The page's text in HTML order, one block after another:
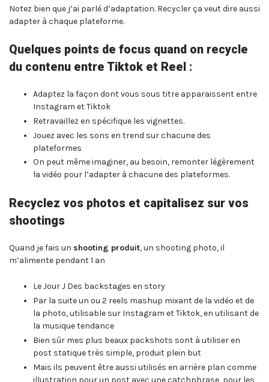
Notez bien que j’ai parlé d’adaptation. Recycler ça veut dire aussi
adapter à chaque plateforme.
Quelques points de focus quand on recycle
du contenu entre Tiktok et Reel :
Adaptez la façon dont vous sous titre apparaissent entre
Instagram et Tiktok
Retravaillez en spécifique les vignettes.
Jouez avec les sons en trend sur chacune des
plateformes
On peut même imaginer, au besoin, remonter légèrement
la vidéo pour l’adapter à chacune des plateformes.
Recyclez vos photos et capitalisez sur vos
shootings
Quand je fais un shooting produit, un shooting photo, il
m’alimente pendant 1 an
Le Jour J Des backstages en story
Par la suite un ou 2 reels mashup mixant de la vidéo et de
la photo, utilisable sur Instagram et Tiktok, en utilisant de
la musique tendance
Bien sûr mes plus beaux packshots sont à utiliser en
post statique très simple, produit plein but
Mais ils peuvent être aussi utilisés en arrière plan comme
illustration pour un post avec une catchphrase, pour les